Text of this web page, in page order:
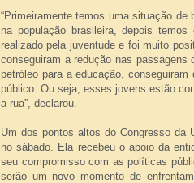
“Primeiramente temos uma situação
na população brasileira, depois
realizado pela juventude e foi muito
conseguiram a redução nas
petróleo para a educação,
público. Ou seja, esses jovens estão
a rua”, declarou.
Um dos pontos altos do Congresso da
no sábado. Ela recebeu o apoio da
seu compromisso com as políticas
serão um novo momento de